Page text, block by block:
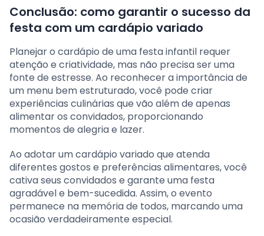
Conclusão: como garantir o sucesso da
festa com um cardápio variado
Planejar o cardápio de uma festa infantil requer
atenção e criatividade, mas não precisa ser uma
fonte de estresse. Ao reconhecer a importância de
um menu bem estruturado, você pode criar
experiências culinárias que vão além de apenas
alimentar os convidados, proporcionando
momentos de alegria e lazer.
Ao adotar um cardápio variado que atenda
diferentes gostos e preferências alimentares, você
cativa seus convidados e garante uma festa
agradável e bem-sucedida. Assim, o evento
permanece na memória de todos, marcando uma
ocasião verdadeiramente especial.